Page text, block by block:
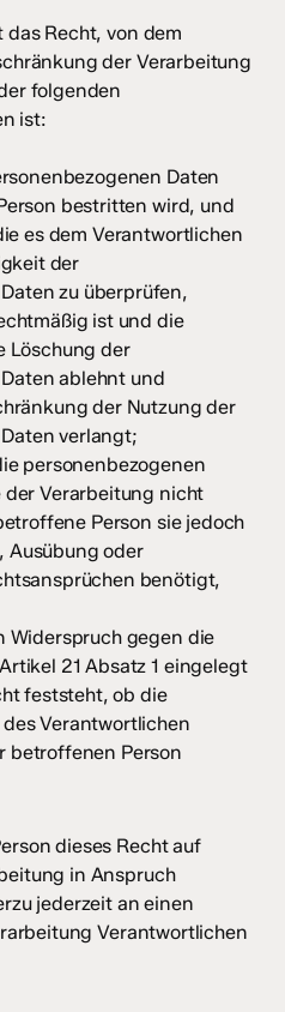
Recht, von dem
der Verarbeitung
folgenden
ist:
Daten
bestritten wird, und
es dem Verantwortlichen
der
zu überprüfen,
ist und die
Löschung der
ablehnt und
der Nutzung der
verlangt;
personenbezogenen
der Verarbeitung nicht
Person sie jedoch
Ausübung oder
benötigt,
Widerspruch gegen die
21 Absatz 1 eingelegt
feststeht, ob die
Verantwortlichen
betroffenen Person
dieses Recht auf
in Anspruch
jederzeit an einen
Verantwortlichen